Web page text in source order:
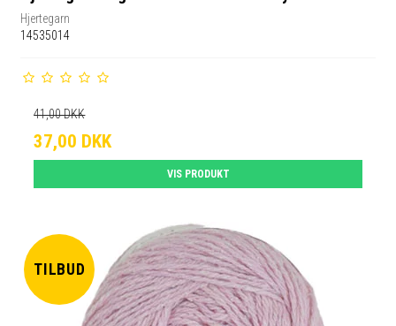
Hjertegarn
14535014
41,00 DKK
37,00 DKK
VIS PRODUKT
TILBUD